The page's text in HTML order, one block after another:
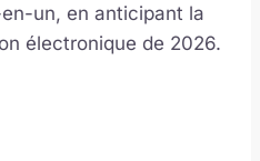
un, en anticipant la
électronique de 2026.